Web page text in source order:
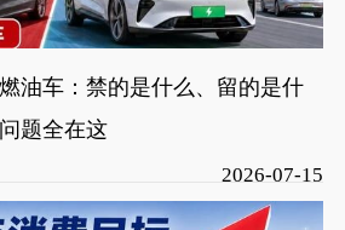
油车：禁的是什么、留的是什
题全在这
2026-07-15